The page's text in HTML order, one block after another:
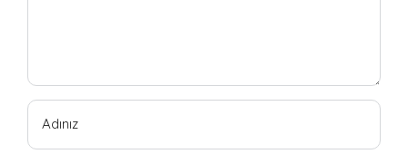
Adınız